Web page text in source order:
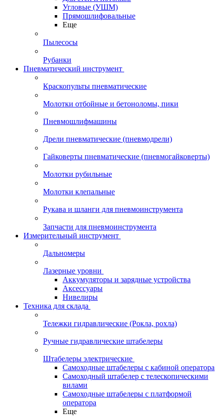
Угловые (УШМ)
Прямошлифовальные
Еще
Пылесосы
Рубанки
Пневматический инструмент
Краскопульты пневматические
Молотки отбойные и бетоноломы, пики
Пневмошлифмашины
Дрели пневматические (пневмодрели)
Гайковерты пневматические (пневмогайковерты)
Молотки рубильные
Молотки клепальные
Рукава и шланги для пневмоинструмента
Запчасти для пневмоинструмента
Измерительный инструмент
Дальномеры
Лазерные уровни
Аккумуляторы и зарядные устройства
Аксессуары
Нивелиры
Техника для склада
Тележки гидравлические (Рокла, рохла)
Ручные гидравлические штабелеры
Штабелеры электрические
Самоходные штабелеры с кабиной оператора
Самоходный штабелер с телескопическими
вилами
Самоходные штабелеры с платформой
оператора
Еще